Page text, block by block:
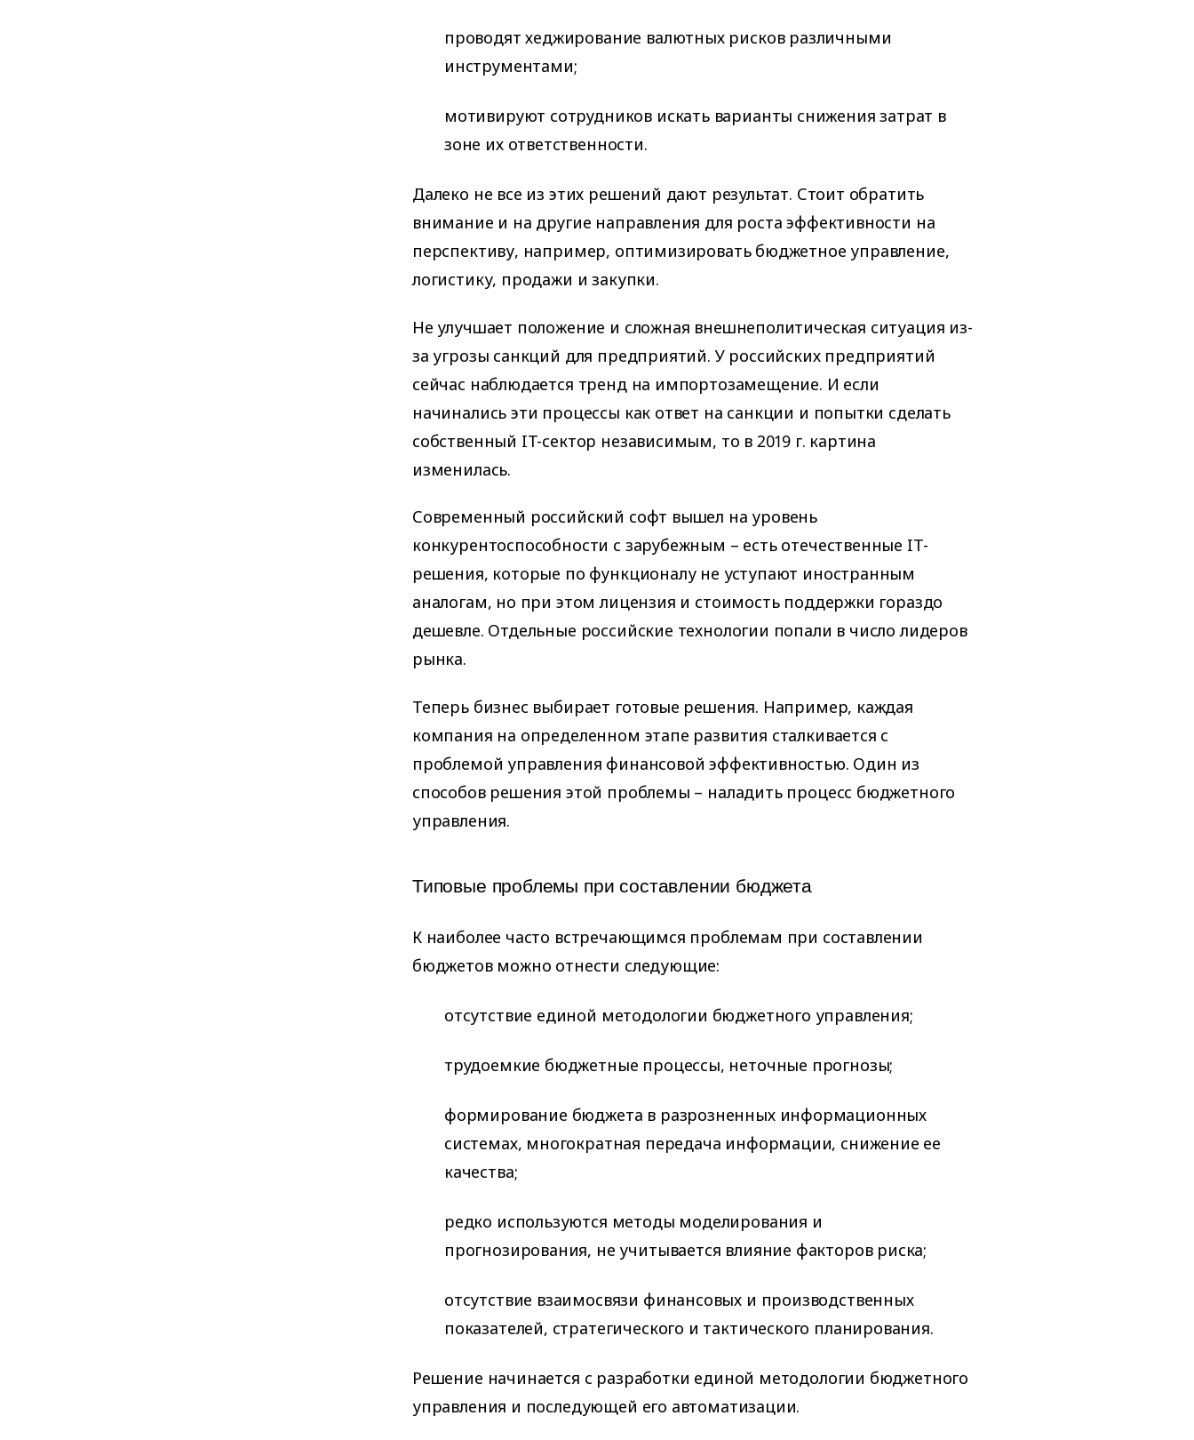
проводят хеджирование валютных рисков различными
инструментами;
мотивируют сотрудников искать варианты снижения затрат в
зоне их ответственности.
Далеко не все из этих решений дают результат. Стоит обратить
внимание и на другие направления для роста эффективности на
перспективу, например, оптимизировать бюджетное управление,
логистику, продажи и закупки.
Не улучшает положение и сложная внешнеполитическая ситуация из-
за угрозы санкций для предприятий. У российских предприятий
сейчас наблюдается тренд на импортозамещение. И если
начинались эти процессы как ответ на санкции и попытки сделать
собственный IT-сектор независимым, то в 2019 г. картина
изменилась.
Современный российский софт вышел на уровень
конкурентоспособности с зарубежным – есть отечественные IT-
решения, которые по функционалу не уступают иностранным
аналогам, но при этом лицензия и стоимость поддержки гораздо
дешевле. Отдельные российские технологии попали в число лидеров
рынка.
Теперь бизнес выбирает готовые решения. Например, каждая
компания на определенном этапе развития сталкивается с
проблемой управления финансовой эффективностью. Один из
способов решения этой проблемы – наладить процесс бюджетного
управления.
Типовые проблемы при составлении бюджета
К наиболее часто встречающимся проблемам при составлении
бюджетов можно отнести следующие:
отсутствие единой методологии бюджетного управления;
трудоемкие бюджетные процессы, неточные прогнозы;
формирование бюджета в разрозненных информационных
системах, многократная передача информации, снижение ее
качества;
редко используются методы моделирования и
прогнозирования, не учитывается влияние факторов риска;
отсутствие взаимосвязи финансовых и производственных
показателей, стратегического и тактического планирования.
Решение начинается с разработки единой методологии бюджетного
управления и последующей его автоматизации.